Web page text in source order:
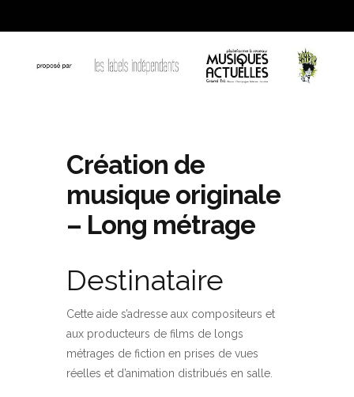
Création de
musique originale
– Long métrage
Destinataire
Cette aide s’adresse aux compositeurs et
aux producteurs de films de longs
métrages de fiction en prises de vues
réelles et d’animation distribués en salle.